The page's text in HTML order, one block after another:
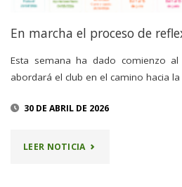
BANCA
En marcha el proceso de
Esta semana ha dado comienzo
abordará el club en el camino hacia la
30 DE ABRIL DE 2026
LEER NOTICIA"EN